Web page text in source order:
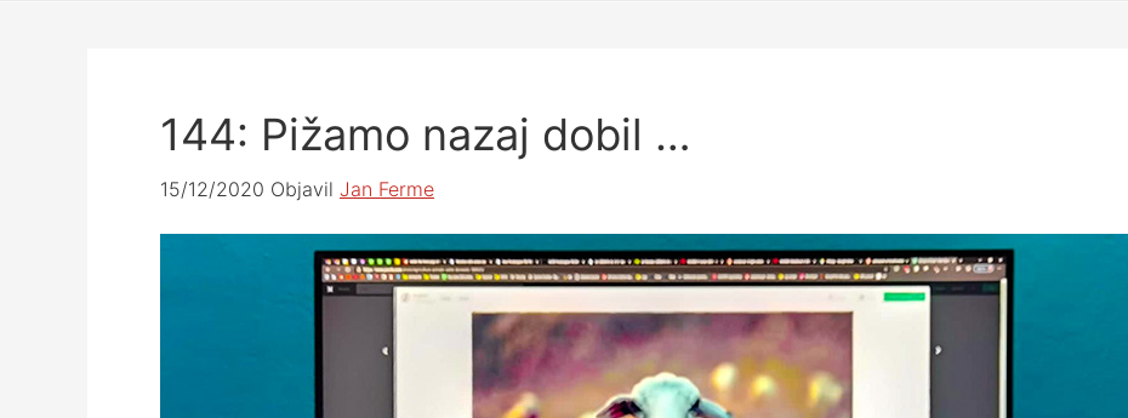
144: Pižamo nazaj dobil …
15/12/2020 Objavil Jan Ferme